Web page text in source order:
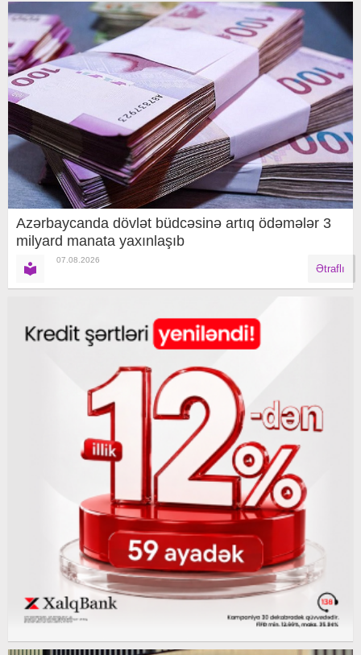
Azərbaycanda dövlət büdcəsinə artıq ödəmələr 3
milyard manata yaxınlaşıb
07.08.2026
Ətraflı